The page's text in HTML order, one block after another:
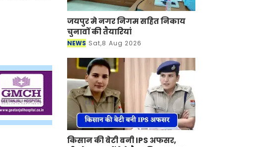
जयपुर मे नगर निगम सहित निकाय
चुनावों की तैयारियां
NEWS Sat,8 Aug 2026
किसान की बेटी बनी IPS अफसर,